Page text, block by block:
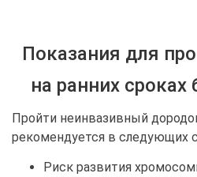
Показания для
на ранних
Пройти неинвазивный
рекомендуется в следующих
Риск развития